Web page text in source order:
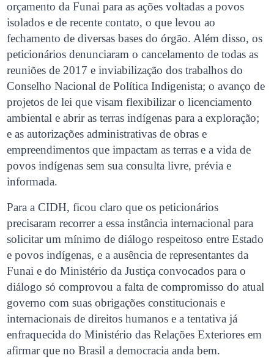
orçamento da Funai para as ações voltadas a povos
isolados e de recente contato, o que levou ao
fechamento de diversas bases do órgão. Além disso, os
peticionários denunciaram o cancelamento de todas as
reuniões de 2017 e inviabilização dos trabalhos do
Conselho Nacional de Política Indigenista; o avanço de
projetos de lei que visam flexibilizar o licenciamento
ambiental e abrir as terras indígenas para a exploração;
e as autorizações administrativas de obras e
empreendimentos que impactam as terras e a vida de
povos indígenas sem sua consulta livre, prévia e
informada.
Para a CIDH, ficou claro que os peticionários
precisaram recorrer a essa instância internacional para
solicitar um mínimo de diálogo respeitoso entre Estado
e povos indígenas, e a ausência de representantes da
Funai e do Ministério da Justiça convocados para o
diálogo só comprovou a falta de compromisso do atual
governo com suas obrigações constitucionais e
internacionais de direitos humanos e a tentativa já
enfraquecida do Ministério das Relações Exteriores em
afirmar que no Brasil a democracia anda bem.